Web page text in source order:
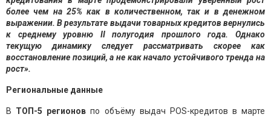
более чем на 25% как в количественном, так и в денежном
выражении. В результате выдачи товарных кредитов вернулись
к среднему уровню II полугодия прошлого года. Однако
текущую динамику следует рассматривать скорее как
восстановление позиций, а не как начало устойчивого тренда на
рост».
Региональные данные
В ТОП -5 регионов по объёму выдач POS-кредитов в марте